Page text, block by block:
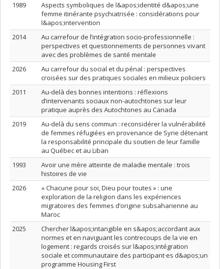
1989
Aspects symboliques de l&apos;identité d&apos;une
femme itinérante psychiatrisée : considérations pour
l&apos;intervention
2014
Au carrefour de l’intégration socio-professionnelle :
perspectives et questionnements de personnes vivant
avec des problèmes de santé mentale
2026
Au carrefour du social et du pénal : perspectives
croisées sur des pratiques sociales en milieux policiers
2011
Au-delà des bonnes intentions : réflexions
d’intervenants sociaux non-autochtones sur leur
pratique auprès des Autochtones au Canada
2019
Au-delà du sens commun : reconsidérer la vulnérabilité
de femmes réfugiées en provenance de Syrie détenant
la responsabilité principale du soutien de leur famille
au Québec et au Liban
1993
Avoir une mère atteinte de maladie mentale : trois
histoires de vie
2026
« Chacune pour soi, Dieu pour toutes » : une
exploration de la religion dans les expériences
migratoires des femmes d’origine subsaharienne au
Maroc
2025
Chercher l&apos;intangible en s&apos;accordant aux
normes et en naviguant les contrecoups de la vie en
logement : regards croisés sur l&apos;intégration
sociale et communautaire des participant·es d&apos;un
programme Housing First